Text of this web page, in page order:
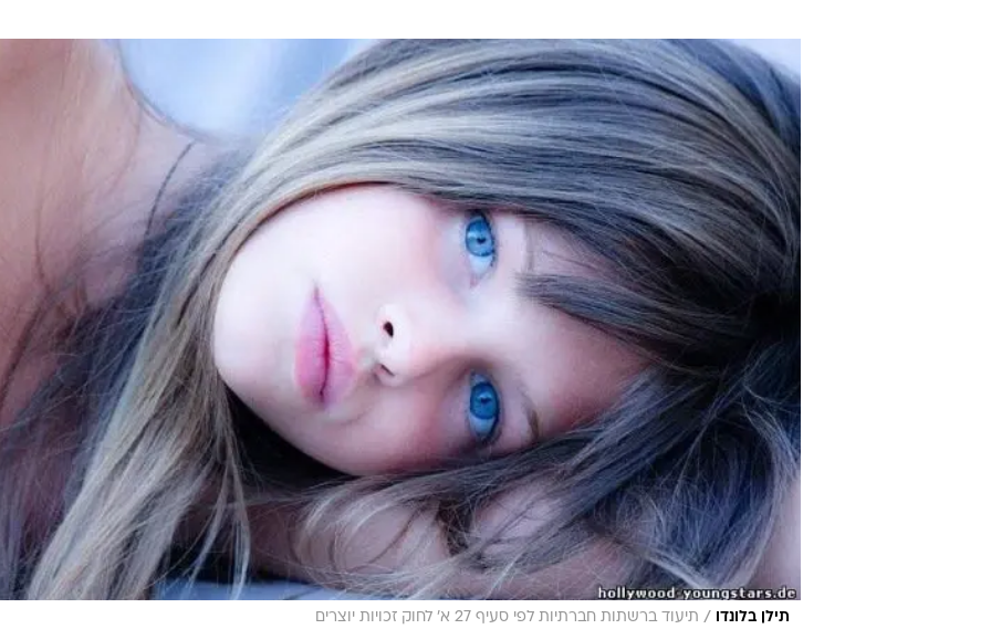
תילן בלונדו / תיעוד ברשתות חברתיות לפי סעיף 27 א' לחוק זכויות יוצרים